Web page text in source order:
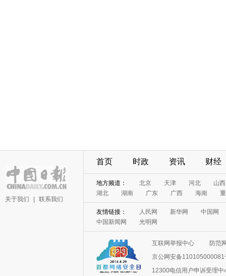
关于我们 联系我们
首页 时政 资讯 财经
地方频道： 北京 天津 河北
山西
湖北
湖南 广东 广西 海南
友情链接： 人民网 新华网
中国网
中国新闻网
光明网
互联网举报中心
防范
京公网安备110105000081
12300电信用户申诉受理中